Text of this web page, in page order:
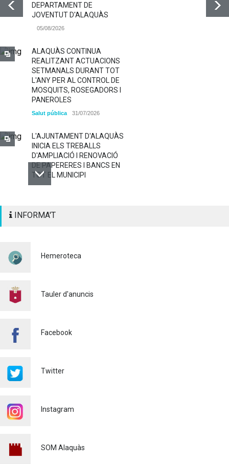
DEPARTAMENT DE
JOVENTUT D'ALAQUÀS
05/08/2026
ALAQUÀS CONTINUA
REALITZANT ACTUACIONS
SETMANALS DURANT TOT
L'ANY PER AL CONTROL DE
MOSQUITS, ROSEGADORS I
PANEROLES
Salut pública 31/07/2026
L'AJUNTAMENT D'ALAQUÀS
INICIA ELS TREBALLS
D'AMPLIACIÓ I RENOVACIÓ
DE PAPERERES I BANCS EN
TOT EL MUNICIPI
SENYALITZACIÓ
Policia 29/07/2026
A CONTROLAR LA
A ALAQUÀS
L'ESCOLA D'ESTIU, AL
INFORMA'T
Hemeroteca
Tauler d'anuncis
Facebook
Twitter
Instagram
SOM Alaquàs